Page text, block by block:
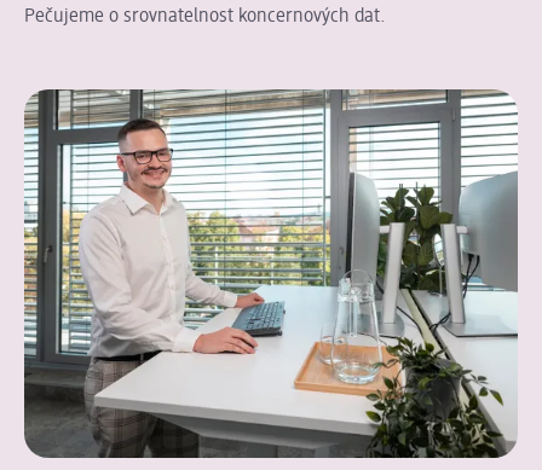
Pečujeme o srovnatelnost koncernových dat.